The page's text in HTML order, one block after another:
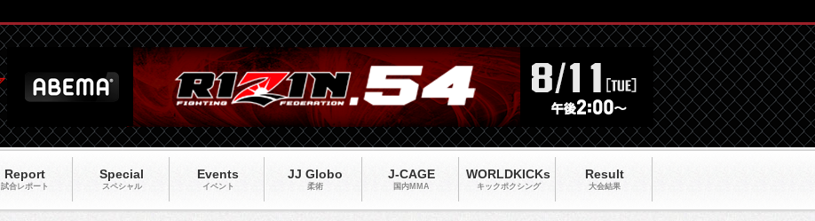
Report
試合レポート
Special
スペシャル
Events
イベント
JJ Globo
柔術
J-CAGE
国内MMA
WORLDKICKs
キックポクシング
Result
大会結果